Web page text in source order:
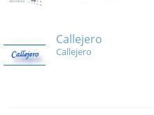
Callejero
Callejero